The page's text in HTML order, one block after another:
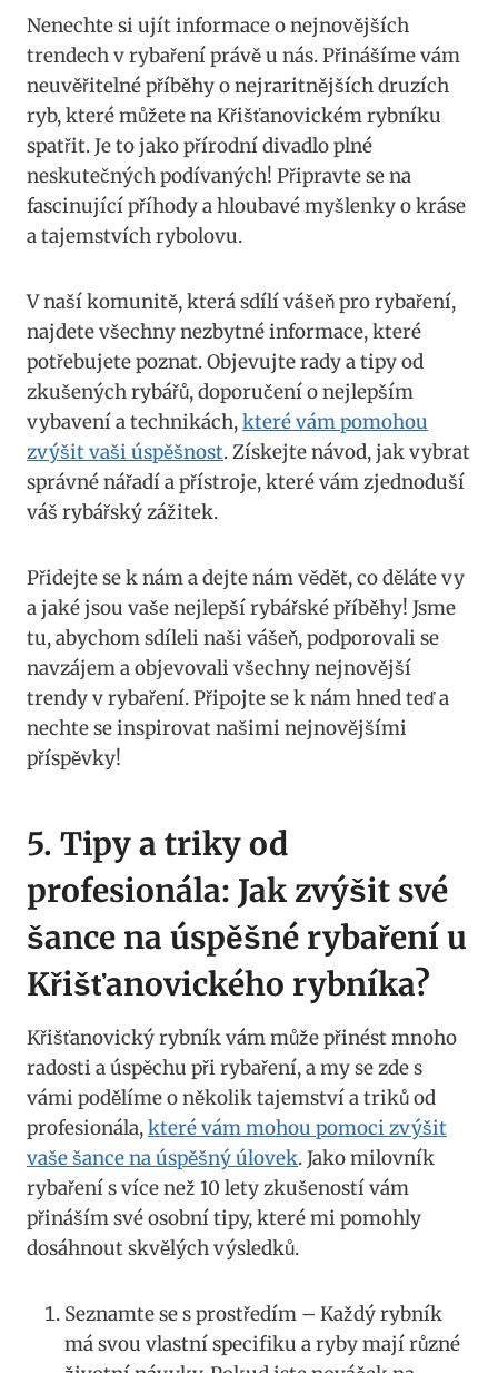
Nenechte si ujít informace o nejnovějších
trendech v rybaření právě u nás. Přinášíme vám
neuvěřitelné příběhy o nejraritnějších druzích
ryb, které můžete na Křišťanovickém rybníku
spatřit. Je to jako přírodní divadlo plné
neskutečných podívaných! Připravte se na
fascinující příhody a hloubavé myšlenky o kráse
a tajemstvích rybolovu.
V naší komunitě, která sdílí vášeň pro rybaření,
najdete všechny nezbytné informace, které
potřebujete poznat. Objevujte rady a tipy od
zkušených rybářů, doporučení o nejlepším
vybavení a technikách,které vám pomohou
zvýšit vaši úspěšnost. Získejte návod, jak vybrat
správné nářadí a přístroje, které vám zjednoduší
váš rybářský zážitek.
Přidejte se k nám a dejte nám vědět, co děláte vy
a jaké jsou vaše nejlepší rybářské příběhy! Jsme
tu, abychom sdíleli naši vášeň, podporovali se
navzájem a objevovali všechny nejnovější
trendy v rybaření. Připojte se k nám hned teď a
nechte se inspirovat našimi nejnovějšími
příspěvky!
5. Tipy a triky od
profesionála: Jak zvýšit své
šance na úspěšné rybaření u
Křišťanovického rybníka?
Křišťanovický rybník vám může přinést mnoho
radosti a úspěchu při rybaření, a my se zde s
vámi podělíme o několik tajemství a triků od
profesionála,které vám mohou pomoci zvýšit
vaše šance na úspěšný úlovek. Jako milovník
rybaření s více než 10 lety zkušeností vám
přináším své osobní tipy, které mi pomohly
dosáhnout skvělých výsledků.
Seznamte se s prostředím – Každý rybník
má svou vlastní specifiku a ryby mají různé